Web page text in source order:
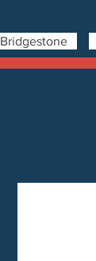
Bridgestone